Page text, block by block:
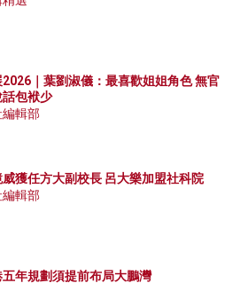
2026｜葉劉淑儀：最喜歡姐姐角色 無官
話包袱少
編輯部
威獲任方大副校長 呂大樂加盟社科院
編輯部
五年規劃須提前布局大鵬灣